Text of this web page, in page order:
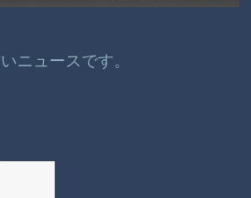
ニュースです。